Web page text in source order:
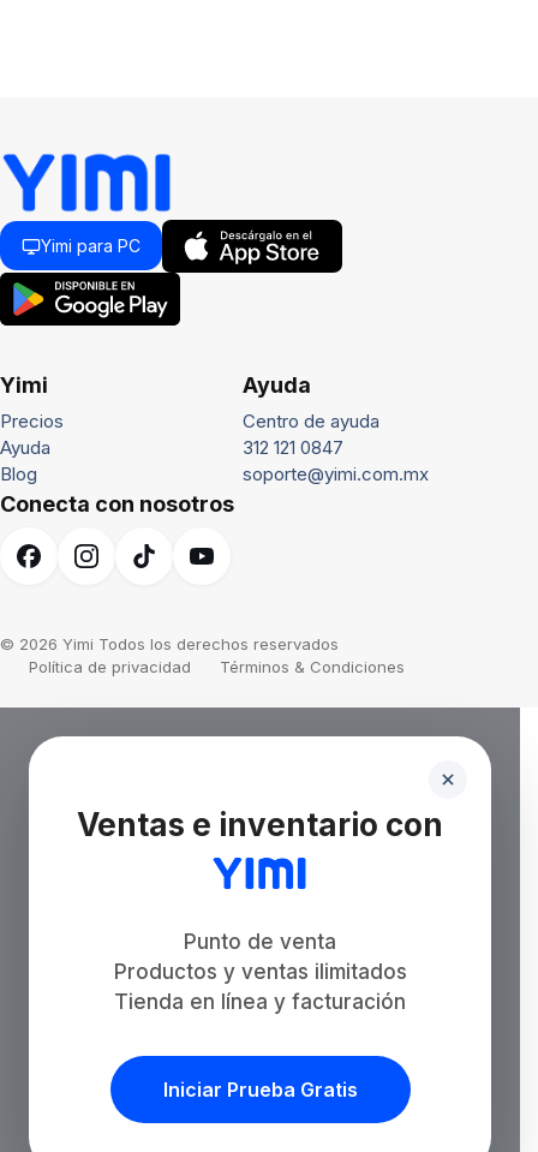
Yimi para PC
Yimi
Precios
Ayuda
Blog
Ayuda
Centro de ayuda
312 121 0847
soporte@yimi.com.mx
Conecta con nosotros
© 2026 Yimi Todos los derechos reservados
Política de privacidad
Términos & Condiciones
Ventas e inventario con
Punto de venta
Productos y ventas ilimitados
Tienda en línea y facturación
Iniciar Prueba Gratis